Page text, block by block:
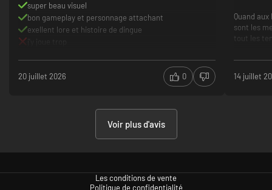
super beau visuel
bon gameplay et personnage attachant
exellent lore et histoire de dingue
20 juillet 2026 0
Quand
sont les
tout les
Witcher 3
14 juillet
Voir plus d'avis
Les conditions de vente
Politique de confidentialité